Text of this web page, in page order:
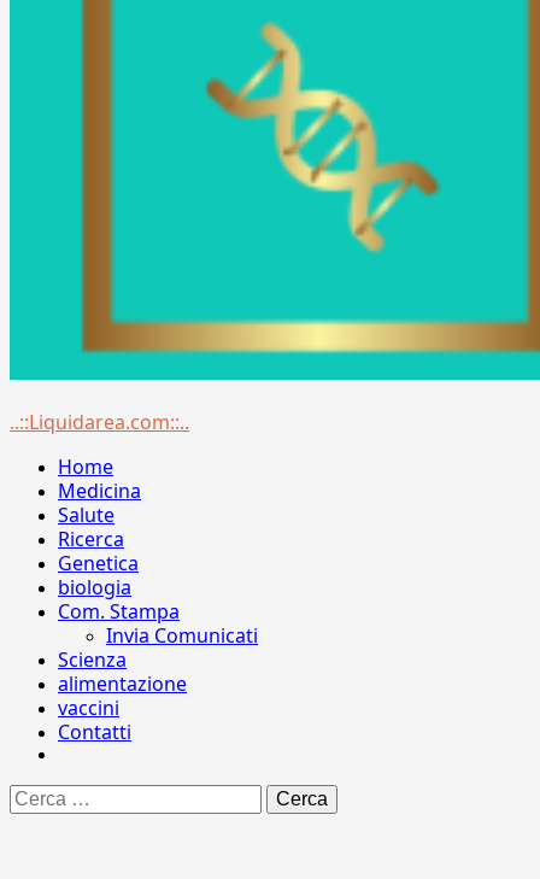
Menu
..::Liquidarea.com::..
Home
Medicina
Salute
Ricerca
Genetica
biologia
Com. Stampa
Invia Comunicati
Scienza
alimentazione
vaccini
Contatti
Ricerca
per: